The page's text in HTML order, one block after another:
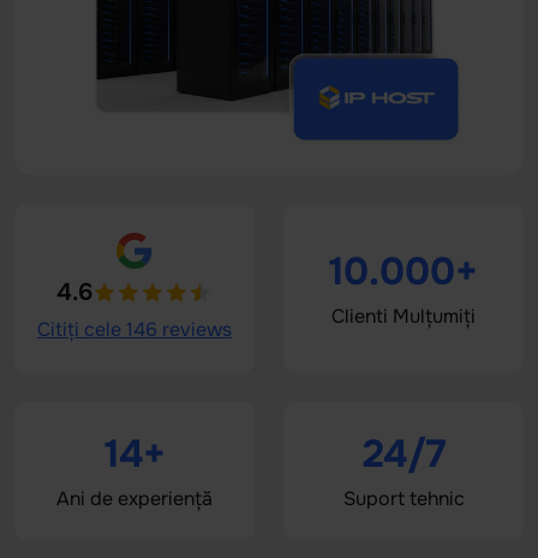
4.6
Citiți cele 146 reviews
10.000+
Clienti Mulțumiți
14+
Ani de experiență
24/7
Suport tehnic